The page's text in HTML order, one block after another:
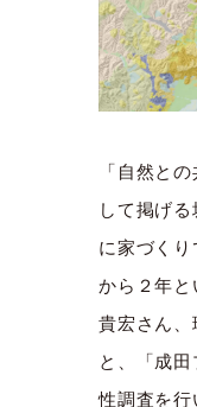
「自然と
して掲げ
に家づく
から２年と
貴宏さん、
と、「成
性調査を行